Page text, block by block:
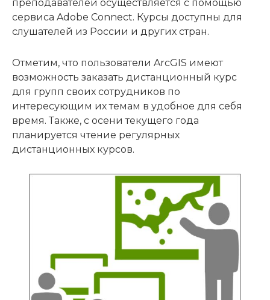
преподавателей осуществляется с помощью
сервиса Adobe Connect. Курсы доступны для
слушателей из России и других стран.
Отметим, что пользователи ArcGIS имеют
возможность заказать дистанционный курс
для групп своих сотрудников по
интересующим их темам в удобное для себя
время. Также, с осени текущего года
планируется чтение регулярных
дистанционных курсов.